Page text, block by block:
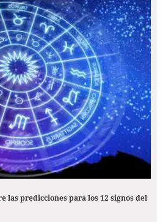
las predicciones para los 12 signos del